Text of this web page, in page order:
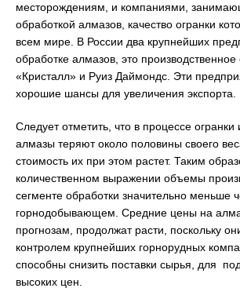
месторождениям, и компаниями,
обработкой алмазов, качество огранки
всем мире. В России два крупнейших
обработке алмазов, это
«Кристалл» и Руиз Даймондс. Эти
хорошие шансы для увеличения экспорта.
Следует отметить, что в процессе огранки
алмазы теряют около половины своего
стоимость их при этом растет. Таким
количественном выражении объемы
сегменте обработки значительно меньше
горнодобывающем. Средние цены на
прогнозам, продолжат расти, поскольку
контролем крупнейших горнорудных
способны снизить поставки сырья, для
высоких цен.